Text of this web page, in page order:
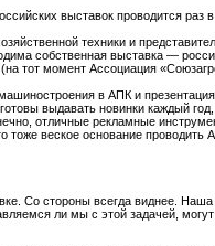
выставок проводится раз в
техники и
собственная выставка —
тот момент Ассоциация
в АПК и презентация
выдавать новинки каждый
отличные рекламные
веское основание
Со стороны всегда виднее.
ли мы с этой задачей, могут